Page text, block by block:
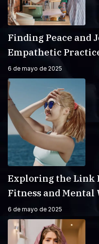
Finding Peace and
Empathetic
6 de mayo de 2025
Exploring the Link
Fitness and Mental
6 de mayo de 2025